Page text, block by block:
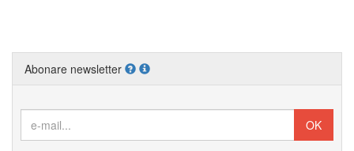
Abonare newsletter